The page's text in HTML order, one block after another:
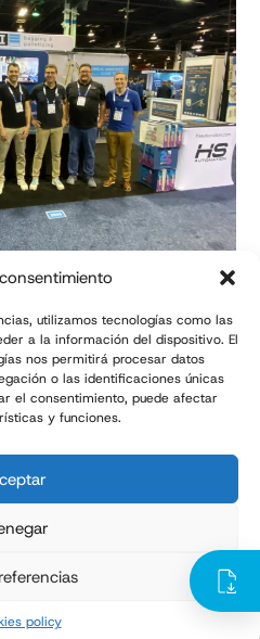
utilizamos tecnologías como las
a la información del dispositivo. El
nos permitirá procesar datos
o las identificaciones únicas
el consentimiento, puede afectar
y funciones.
policy